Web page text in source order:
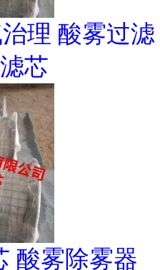
理 酸雾过滤
芯
酸雾除雾器